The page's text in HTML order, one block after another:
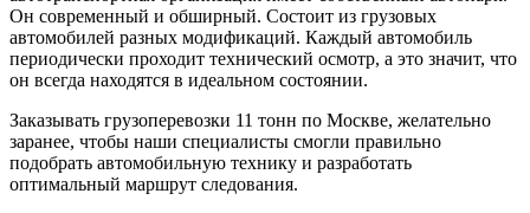
Он современный и обширный. Состоит из грузовых
автомобилей разных модификаций. Каждый автомобиль
периодически проходит технический осмотр, а это значит, что
он всегда находятся в идеальном состоянии.
Заказывать грузоперевозки 11 тонн по Москве, желательно
заранее, чтобы наши специалисты смогли правильно
подобрать автомобильную технику и разработать
оптимальный маршрут следования.